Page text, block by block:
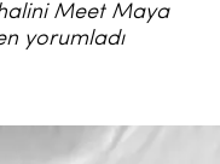
Meet Maya
yorumladı